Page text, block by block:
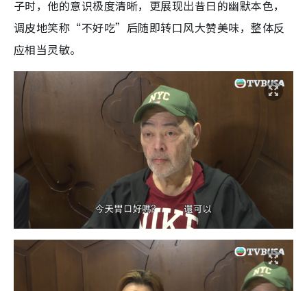
子时，他的意识极度清晰，更展现出昔日的幽默本色，
调皮地笑称“不好吃”后随即转口风大赞美味，整体反
应相当灵敏。